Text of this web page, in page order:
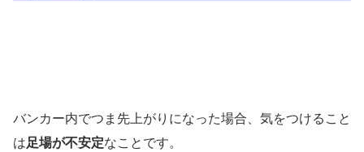
バンカー内でつま先上がりになった場合、気をつけること
は足場が不安定なことです。